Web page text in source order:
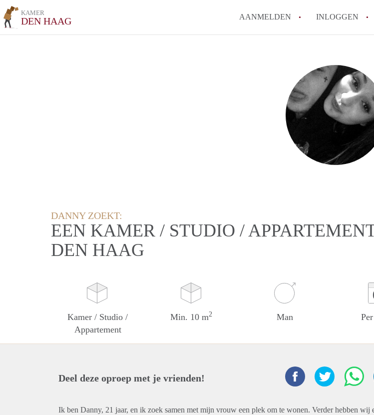
KAMER
DEN HAAG AANMELDEN INLOGGEN
Wat
Alle
DANNY ZOEKT:
EEN KAMER / STUDIO /
DEN HAAG
Kamer / Studio /
Appartement
Min. 10 m2 Man
Deel deze oproep met je vrienden!
Ik ben Danny, 21 jaar, en ik zoek samen met mijn vrouw een plek om te wonen. Verder hebben wij